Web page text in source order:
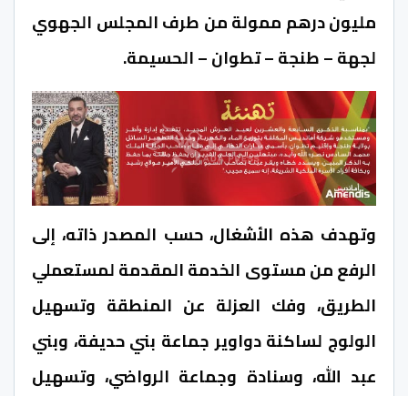
مليون درهم ممولة من طرف المجلس الجهوي
لجهة – طنجة – تطوان – الحسيمة.
وتهدف هذه الأشغال، حسب المصدر ذاته، إلى
الرفع من مستوى الخدمة المقدمة لمستعملي
الطريق، وفك العزلة عن المنطقة وتسهيل
الولوج لساكنة دواوير جماعة بني حديفة، وبني
عبد الله، وسنادة وجماعة الرواضي، وتسهيل